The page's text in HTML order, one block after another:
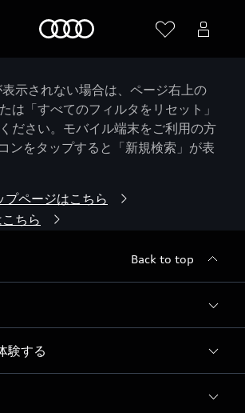
示されない場合は、ページ右上の
は「すべてのフィルタをリセット」
ださい。モバイル端末をご利用の方
ンをタップすると「新規検索」が表
ページはこちら
ちら
Back to top
験する